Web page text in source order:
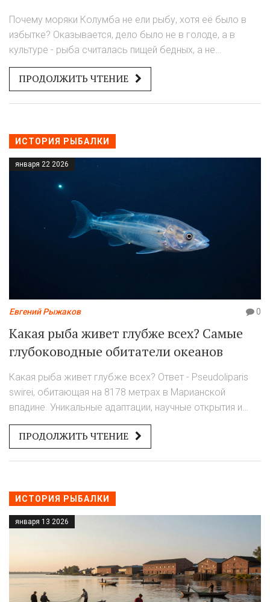
Почему моряки Колумба не ели рыбу, хотя её было в
избытке? Оказывается, дело было не в голоде, а в
культуре - рыба считалась пищей бедных, а не
достойной едой для моряков.
ПРОДОЛЖИТЬ ЧТЕНИЕ
ИСТОРИЯ РЫБАЛКИ
января 22 2026
Евгений Рыжаков 0
Какая рыба живет глубже всех? Самые
глубоководные обитатели океанов
Какая рыба живет глубже всех? Ответ - Pseudoliparis
swirei, обитающая на 8178 метрах в Марианской
впадине. Уникальные адаптации, научные открытия и
почему эти рыбы не для еды.
ПРОДОЛЖИТЬ ЧТЕНИЕ
ИСТОРИЯ РЫБАЛКИ
января 13 2026